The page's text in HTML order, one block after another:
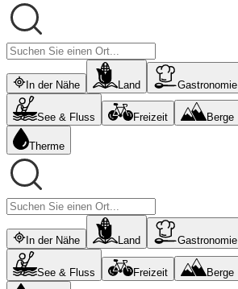
In der Nähe Land Gastronomie
See & Fluss Freizeit Berge
Therme
In der Nähe Land Gastronomie
See & Fluss Freizeit Berge